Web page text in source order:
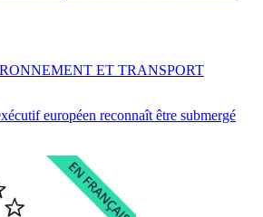
européen reconnaît être submergé
ET TRANSPORT